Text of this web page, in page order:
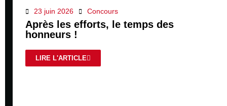
23 juin 2026 Concours
Après les efforts, le temps des
honneurs !
LIRE L'ARTICLE